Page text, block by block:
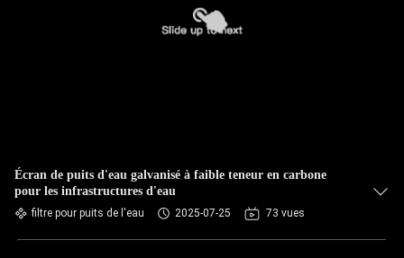
Écran de puits d'eau galvanisé à faible teneur en carbone
pour les infrastructures d'eau
filtre pour puits de l'eau 2025-07-25 73 vues